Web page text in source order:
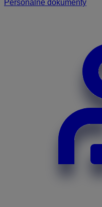
Personálne dokumenty